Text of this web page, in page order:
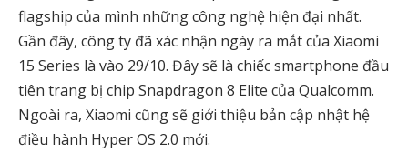
flagship của mình những công nghệ hiện đại nhất.
Gần đây, công ty đã xác nhận ngày ra mắt của Xiaomi
15 Series là vào 29/10. Đây sẽ là chiếc smartphone đầu
tiên trang bị chip Snapdragon 8 Elite của Qualcomm.
Ngoài ra, Xiaomi cũng sẽ giới thiệu bản cập nhật hệ
điều hành Hyper OS 2.0 mới.